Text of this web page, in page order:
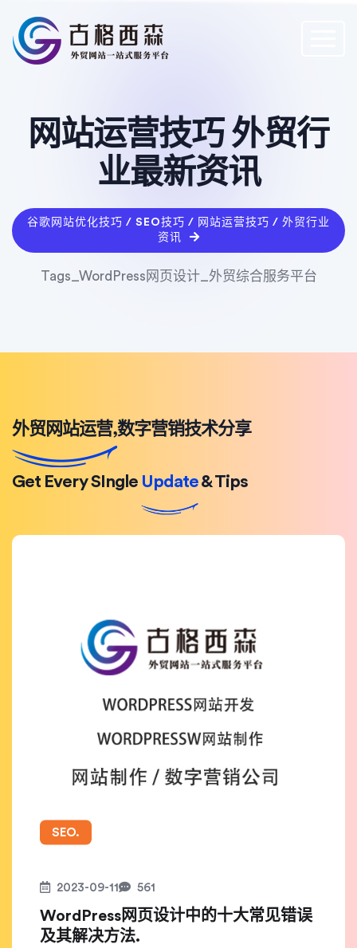
网站运营技巧 外贸行
业最新资讯
谷歌网站优化技巧 / SEO技巧 / 网站运营技巧 / 外贸行业
资讯
Tags_WordPress网页设计_外贸综合服务平台
外贸网站运营,数字营销技术分享
Get Every SIngle Update& Tips
SEO.
2023-09-11 561
WordPress网页设计中的十大常见错误
及其解决方法.